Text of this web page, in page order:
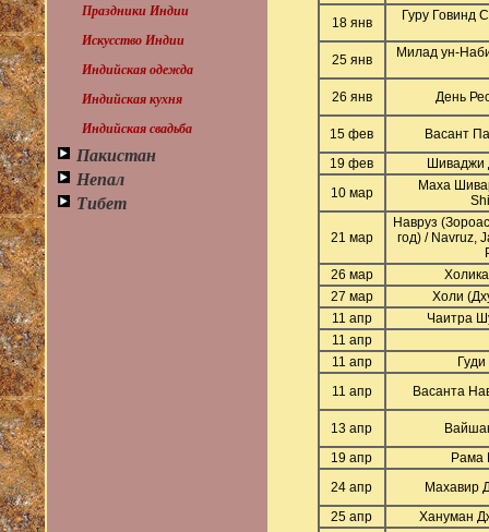
Праздники Индии
Искусство Индии
Индийская одежда
Индийская кухня
Индийская свадьба
Пакистан
Непал
Тибет
18 янв Гуру Говинд
25 янв Милад ун-
26 янв День
15 фев
Васант
19 фев
Шиваджи
10 мар
Маха
21 мар
Навруз
год) / Navruz,
26 мар
27 мар
Холи
11 апр
Чаитра
11 апр
11 апр
11 апр
Васанта
13 апр
19 апр
Рама
24 апр
Махавир
25 апр
Хануман